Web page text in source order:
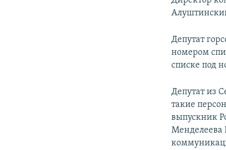
Депутат
номером
списке под
Депутат из
такие
выпускник
Менделеева